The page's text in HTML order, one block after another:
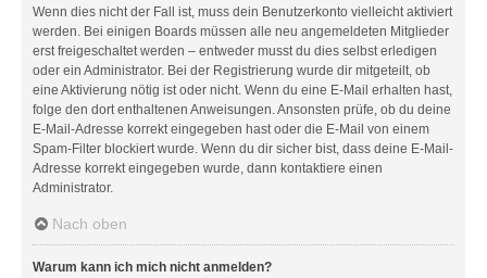
Wenn dies nicht der Fall ist, muss dein Benutzerkonto vielleicht aktiviert
werden. Bei einigen Boards müssen alle neu angemeldeten Mitglieder
erst freigeschaltet werden – entweder musst du dies selbst erledigen
oder ein Administrator. Bei der Registrierung wurde dir mitgeteilt, ob
eine Aktivierung nötig ist oder nicht. Wenn du eine E-Mail erhalten hast,
folge den dort enthaltenen Anweisungen. Ansonsten prüfe, ob du deine
E-Mail-Adresse korrekt eingegeben hast oder die E-Mail von einem
Spam-Filter blockiert wurde. Wenn du dir sicher bist, dass deine E-Mail-
Adresse korrekt eingegeben wurde, dann kontaktiere einen
Administrator.
Nach oben
Warum kann ich mich nicht anmelden?